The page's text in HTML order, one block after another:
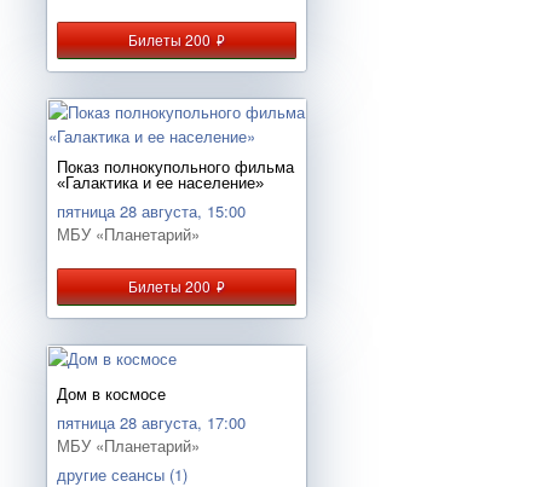
Билеты 200руб.
Показ полнокупольного фильма
«Галактика и ее население»
пятница 28 августа, 15:00
МБУ «Планетарий»
Билеты 200руб.
Дом в космосе
пятница 28 августа, 17:00
МБУ «Планетарий»
другие сеансы (1)